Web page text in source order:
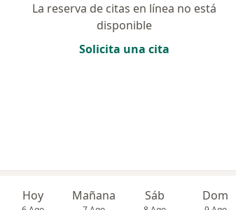
La reserva de citas en línea no está
disponible
Solicita una cita
Hoy Mañana Sáb Dom